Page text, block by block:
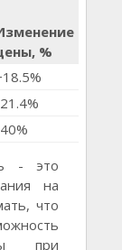
%
- это
на
что
при